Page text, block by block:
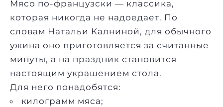
Мясо​‍​‌‍​‍‌ по-французски — классика,
которая никогда не надоедает. По
словам Натальи Калниной, для обычного
ужина оно приготовляется за считанные
минуты, а на праздник становится
настоящим украшением стола.
Для него понадобятся:
килограмм мяса;